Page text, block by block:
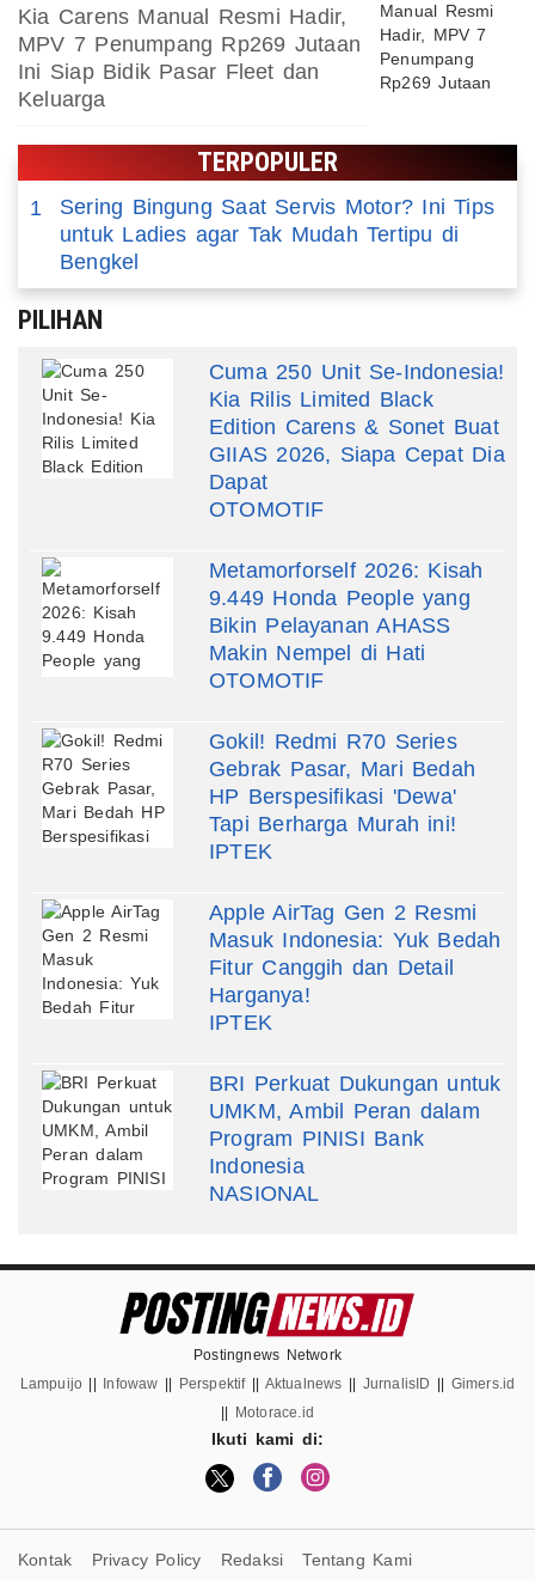
Kia Carens Manual Resmi Hadir,
MPV 7 Penumpang Rp269 Jutaan
Ini Siap Bidik Pasar Fleet dan
Keluarga
TERPOPULER
1
Sering Bingung Saat Servis Motor? Ini Tips
untuk Ladies agar Tak Mudah Tertipu di
Bengkel
PILIHAN
Cuma 250 Unit Se-Indonesia!
Kia Rilis Limited Black
Edition Carens & Sonet Buat
GIIAS 2026, Siapa Cepat Dia
Dapat
OTOMOTIF
Metamorforself 2026: Kisah
9.449 Honda People yang
Bikin Pelayanan AHASS
Makin Nempel di Hati
OTOMOTIF
Gokil! Redmi R70 Series
Gebrak Pasar, Mari Bedah
HP Berspesifikasi 'Dewa'
Tapi Berharga Murah ini!
IPTEK
Apple AirTag Gen 2 Resmi
Masuk Indonesia: Yuk Bedah
Fitur Canggih dan Detail
Harganya!
IPTEK
BRI Perkuat Dukungan untuk
UMKM, Ambil Peran dalam
Program PINISI Bank
Indonesia
NASIONAL
Postingnews Network
Lampuijo
Infowaw Perspektif|| Aktualnews JurnalisID
Gimers.id
Motorace.id
Ikuti kami di:
Kontak Privacy Policy Redaksi Tentang Kami